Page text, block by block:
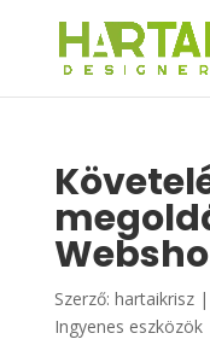
Szerző: hartaikrisz|
Ingyenes eszközök